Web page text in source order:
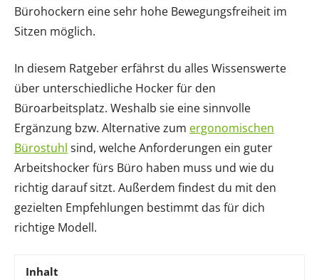
Bürohockern eine sehr hohe Bewegungsfreiheit im
Sitzen möglich.
In diesem Ratgeber erfährst du alles Wissenswerte
über unterschiedliche Hocker für den
Büroarbeitsplatz. Weshalb sie eine sinnvolle
Ergänzung bzw. Alternative zum ergonomischen
Bürostuhl sind, welche Anforderungen ein guter
Arbeitshocker fürs Büro haben muss und wie du
richtig darauf sitzt. Außerdem findest du mit den
gezielten Empfehlungen bestimmt das für dich
richtige Modell.
Inhalt